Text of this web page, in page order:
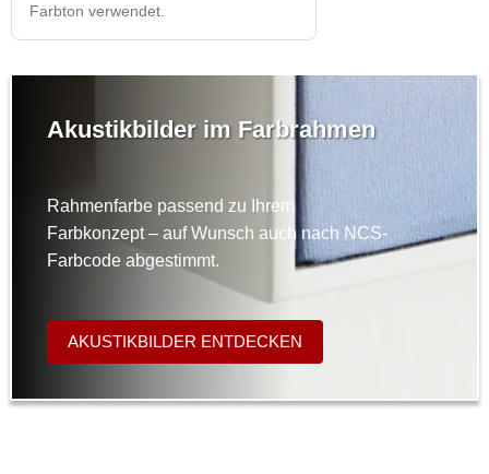
Farbton verwendet.
Akustikbilder im Farbrahmen
Rahmenfarbe passend zu Ihrem
Farbkonzept – auf Wunsch auch nach NCS-
Farbcode abgestimmt.
AKUSTIKBILDER ENTDECKEN